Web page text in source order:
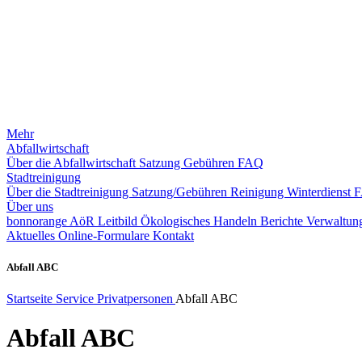
Mehr
Abfallwirtschaft
Über die Abfallwirtschaft Satzung Gebühren FAQ
Stadtreinigung
Über die Stadtreinigung Satzung/Gebühren Reinigung Winterdienst
Über uns
bonnorange AöR Leitbild Ökologisches Handeln Berichte
Aktuelles Online-Formulare Kontakt
Abfall ABC
Startseite Service Privatpersonen Abfall ABC
Abfall ABC